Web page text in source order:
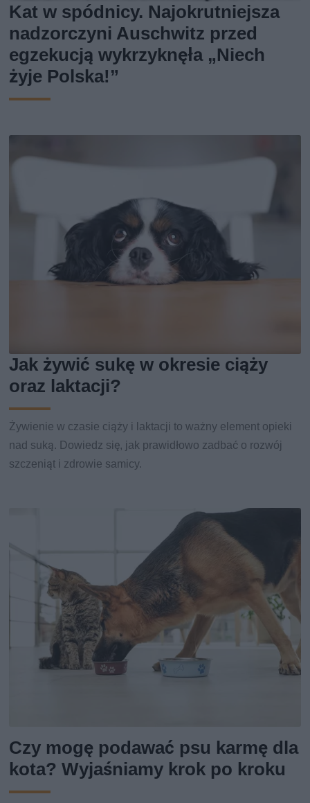
Kat w spódnicy. Najokrutniejsza
nadzorczyni Auschwitz przed
egzekucją wykrzyknęła „Niech
żyje Polska!”
Jak żywić sukę w okresie ciąży
oraz laktacji?
Żywienie w czasie ciąży i laktacji to ważny element opieki
nad suką. Dowiedz się, jak prawidłowo zadbać o rozwój
szczeniąt i zdrowie samicy.
Czy mogę podawać psu karmę dla
kota? Wyjaśniamy krok po kroku